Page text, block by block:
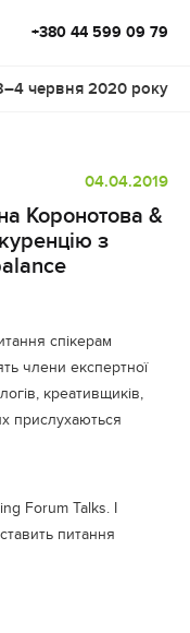
+380 44 599 09 79
червня 2020 року
04.04.2019
Коронотова &
з
спікерам
члени експертної
креативщиків,
прислухаються
Forum Talks. І
питання